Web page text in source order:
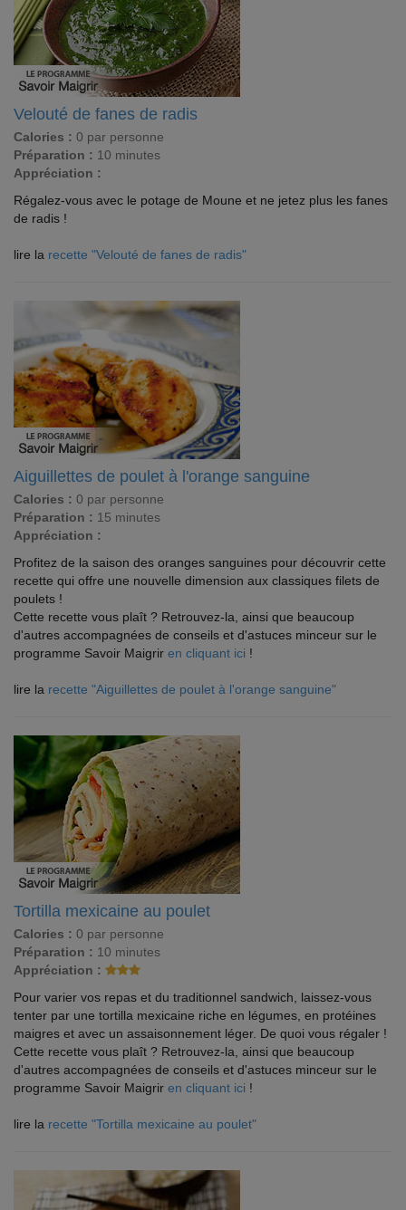
Velouté de fanes de radis
Calories : 0 par personne
Préparation : 10 minutes
Appréciation :
Régalez-vous avec le potage de Moune et ne jetez plus les fanes
de radis !
lire la recette "Velouté de fanes de radis"
Aiguillettes de poulet à l'orange sanguine
Calories : 0 par personne
Préparation : 15 minutes
Appréciation :
Profitez de la saison des oranges sanguines pour découvrir cette
recette qui offre une nouvelle dimension aux classiques filets de
poulets !
Cette recette vous plaît ? Retrouvez-la, ainsi que beaucoup
d'autres accompagnées de conseils et d'astuces minceur sur le
programme Savoir Maigrir en cliquant ici !
lire la recette "Aiguillettes de poulet à l'orange sanguine"
Tortilla mexicaine au poulet
Calories : 0 par personne
Préparation : 10 minutes
Appréciation :
Pour varier vos repas et du traditionnel sandwich, laissez-vous
tenter par une tortilla mexicaine riche en légumes, en protéines
maigres et avec un assaisonnement léger. De quoi vous régaler !
Cette recette vous plaît ? Retrouvez-la, ainsi que beaucoup
d'autres accompagnées de conseils et d'astuces minceur sur le
programme Savoir Maigrir en cliquant ici !
lire la recette "Tortilla mexicaine au poulet"